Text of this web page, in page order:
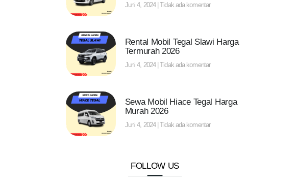
Juni 4, 2024 Tidak ada komentar
Rental Mobil Tegal Slawi Harga
Termurah 2026
Juni 4, 2024 Tidak ada komentar
Sewa Mobil Hiace Tegal Harga
Murah 2026
Juni 4, 2024 Tidak ada komentar
FOLLOW US